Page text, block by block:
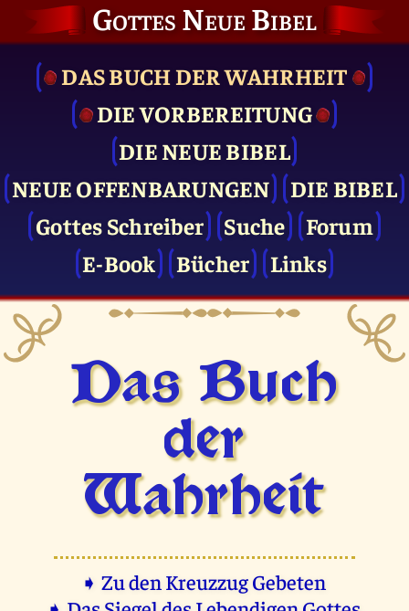
Gottes Neue Bibel
DAS BUCH DER WAHRHEIT
DIE VOR­BEREITUNG
DIE NEUE BIBEL
NEUE OFFENBARUNGEN
DIE BIBEL
Gottes Schreiber
Suche
Forum
E-Book
Bücher Links
Das Buch
der
Wahrheit
➧ Zu den Kreuzzug Gebeten